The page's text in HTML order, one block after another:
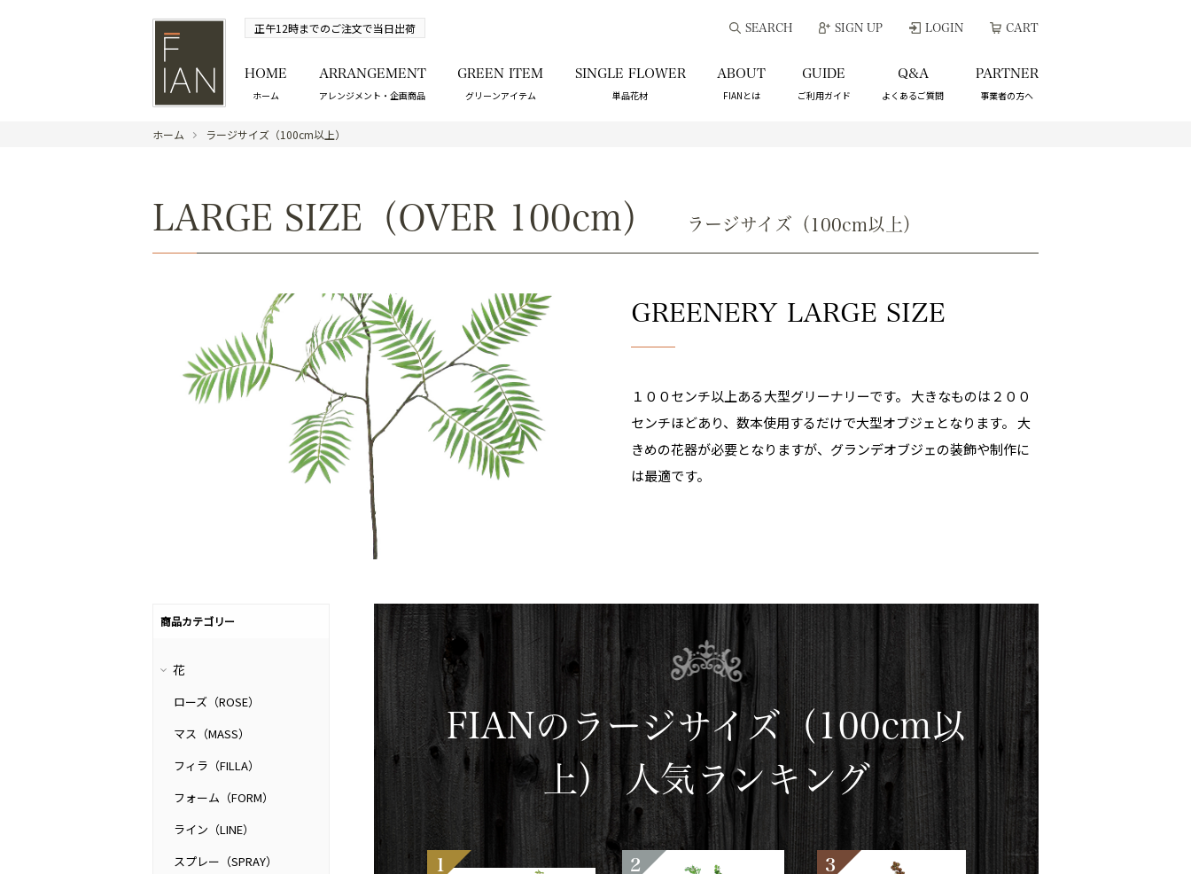
正午12時までのご注文で当日出荷 SEARCH SIGN UP LOGIN CART
HOME
ホーム
ARRANGEMENT
アレンジメント・企画商品
GREEN ITEM
グリーンアイテム
SINGLE FLOWER
単品花材
ABOUT
FIANとは
GUIDE
ご利用ガイド
Q&A
よくあるご質問
PARTNER
事業者の方へ
ホーム ラージサイズ（100cm以上）
LARGE SIZE（OVER 100cm） ラージサイズ（100cm以上）
GREENERY LARGE SIZE
１００センチ以上ある大型グリーナリーです。 大きなものは２００
センチほどあり、数本使用するだけで大型オブジェとなります。 大
きめの花器が必要となりますが、グランデオブジェの装飾や制作に
は最適です。
商品カテゴリー
花
ローズ（ROSE）
マス（MASS）
フィラ（FILLA）
フォーム（FORM）
ライン（LINE）
スプレー（SPRAY）
FIANのラージサイズ（100cm以
上） 人気ランキング
1 2 3